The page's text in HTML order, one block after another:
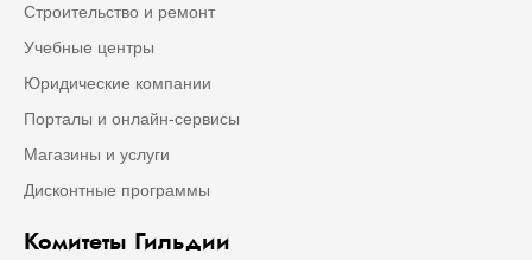
Строительство и ремонт
Учебные центры
Юридические компании
Порталы и онлайн-сервисы
Магазины и услуги
Дисконтные программы
Комитеты Гильдии